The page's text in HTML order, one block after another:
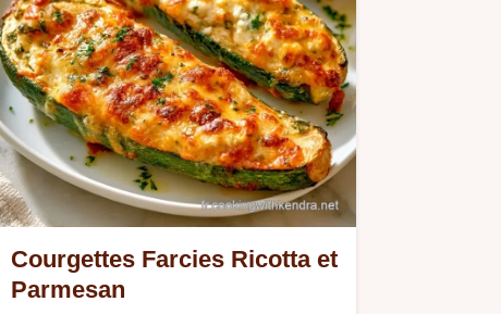
Courgettes Farcies Ricotta et
Parmesan